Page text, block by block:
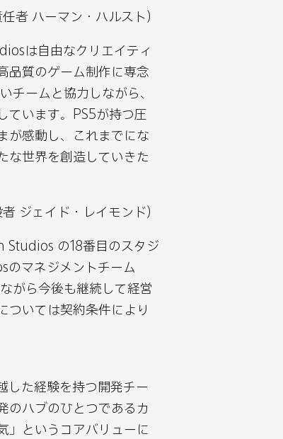
者 ハーマン・ハルスト）
は自由なクリエイティ
品質のゲーム制作に専念
ームと協力しながら、
ています。PS5が持つ圧
が感動し、これまでにな
な世界を創造していきた
ジェイド・レイモンド）
の18番目のスタジ
のマネジメントチーム
がら今後も継続して経営
ついては契約条件により
た経験を持つ開発チー
のハブのひとつであるカ
」というコアバリューに